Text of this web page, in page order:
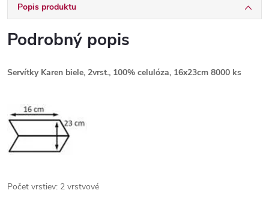
Popis produktu
Podrobný popis
Servítky Karen biele, 2vrst., 100% celulóza, 16x23cm 8000 ks
Počet vrstiev: 2 vrstvové